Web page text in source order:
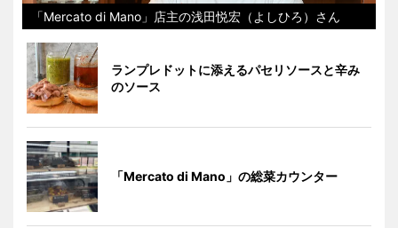
「Mercato di Mano」店主の浅田悦宏（よしひろ）さん
ランプレドットに添えるパセリソースと辛み
のソース
「Mercato di Mano」の総菜カウンター